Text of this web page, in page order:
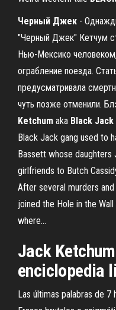
Черный Джек -
"Черный Джек" Кетчум
Нью-Мексико
ограбление поезда.
предусматривала
чуть позже отменили.
Ketchum aka Black Jack
Black Jack gang used to
Bassett whose daughters
girlfriends to Butch
After several murders
joined the Hole in the
where...
Jack
enciclopedia
Las últimas palabras de